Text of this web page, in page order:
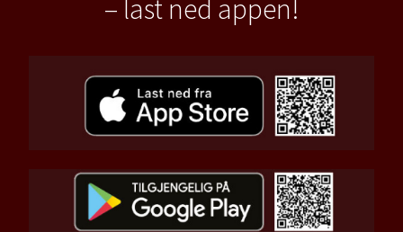
– last ned appen!